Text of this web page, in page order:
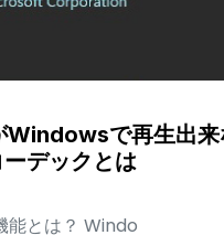
Windowsで再生出来
デックとは
能とは？ Windo